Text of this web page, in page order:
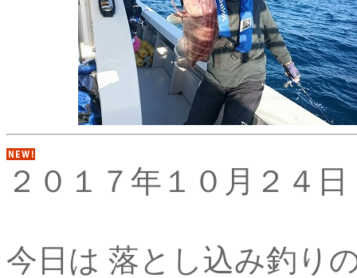
２０１７年１０月２４
今日は 落とし込み釣り